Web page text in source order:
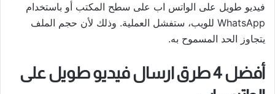
فيديو طويل على الواتس اب على سطح المكتب أو باستخدام
WhatsApp للويب، ستفشل العملية. وذلك لأن حجم الملف
يتجاوز الحد المسموح به.
أفضل 4 طرق ارسال فيديو طويل على